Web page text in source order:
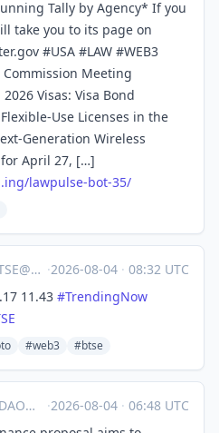
Tally by Agency* If you
take you to its page on
#USA #LAW #WEB3
Meeting
Visas: Visa Bond
Use Licenses in the
Generation Wireless
for April 27, […]
lawpulse-bot-35/
·2026-08-04 · 08:32 UTC
11.43 #TrendingNow
#web3 #btse
DAO@ieji.de ·2026-08-04 · 06:48 UTC